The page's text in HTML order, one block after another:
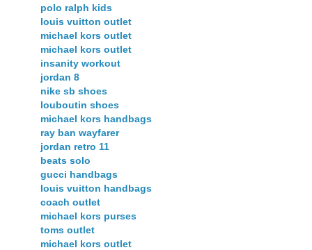
polo ralph kids
louis vuitton outlet
michael kors outlet
michael kors outlet
insanity workout
jordan 8
nike sb shoes
louboutin shoes
michael kors handbags
ray ban wayfarer
jordan retro 11
beats solo
gucci handbags
louis vuitton handbags
coach outlet
michael kors purses
toms outlet
michael kors outlet